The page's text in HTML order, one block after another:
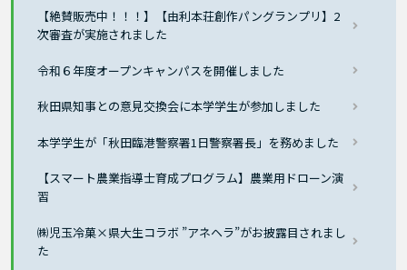
【絶賛販売中！！！】【由利本荘創作パングランプリ】2
次審査が実施されました
令和６年度オープンキャンパスを開催しました
秋田県知事との意見交換会に本学学生が参加しました
本学学生が「秋田臨港警察署1日警察署長」を務めました
【スマート農業指導士育成プログラム】農業用ドローン演
習
㈱児玉冷菓×県大生コラボ ”アネヘラ”がお披露目されまし
た